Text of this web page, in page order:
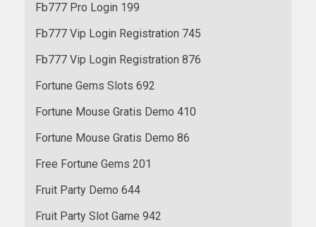
Fb777 Pro Login 199
Fb777 Vip Login Registration 745
Fb777 Vip Login Registration 876
Fortune Gems Slots 692
Fortune Mouse Gratis Demo 410
Fortune Mouse Gratis Demo 86
Free Fortune Gems 201
Fruit Party Demo 644
Fruit Party Slot Game 942